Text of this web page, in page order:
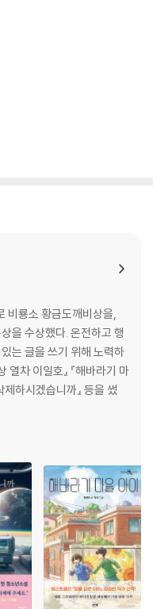
비룡소 황금도깨비상을,
상을 수상했다. 온전하고 행
는 글을 쓰기 위해 노력하
열차 이일호』 『해바라기 마
제하시겠습니까』 등을 썼